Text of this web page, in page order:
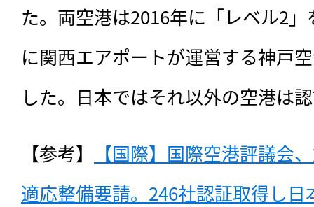
た。両空港は2016年に「レベル2
に関西エアポートが運営する神戸
した。日本ではそれ以外の空港は
【参考】
【国際】国際空港評議会
適応整備要請。246社認証取得し